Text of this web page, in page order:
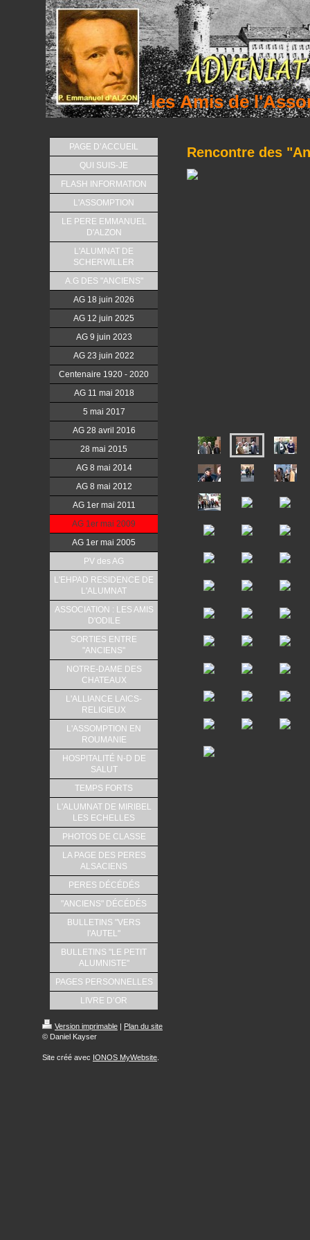
les Amis de
PAGE D’ACCUEIL
QUI SUIS-JE
FLASH INFORMATION
L'ASSOMPTION
LE PERE EMMANUEL
D'ALZON
L'ALUMNAT DE
SCHERWILLER
A.G DES "ANCIENS"
AG 18 juin 2026
AG 12 juin 2025
AG 9 juin 2023
AG 23 juin 2022
Centenaire 1920 - 2020
AG 11 mai 2018
5 mai 2017
AG 28 avril 2016
28 mai 2015
AG 8 mai 2014
AG 8 mai 2012
AG 1er mai 2011
AG 1er mai 2009
AG 1er mai 2005
PV des AG
L'EHPAD RESIDENCE DE
L'ALUMNAT
ASSOCIATION : LES AMIS
D'ODILE
SORTIES ENTRE
"ANCIENS"
NOTRE-DAME DES
CHATEAUX
L'ALLIANCE LAICS-
RELIGIEUX
L'ASSOMPTION EN
ROUMANIE
HOSPITALITÉ N-D DE
SALUT
TEMPS FORTS
L'ALUMNAT DE MIRIBEL
LES ECHELLES
PHOTOS DE CLASSE
LA PAGE DES PERES
ALSACIENS
PERES DÉCÉDÉS
"ANCIENS" DÉCÉDÉS
BULLETINS "VERS
l'AUTEL"
BULLETINS "LE PETIT
ALUMNISTE"
PAGES PERSONNELLES
LIVRE D’OR
Rencontre des
Version imprimable | Plan du site
© Daniel Kayser
Site créé avec IONOS MyWebsite